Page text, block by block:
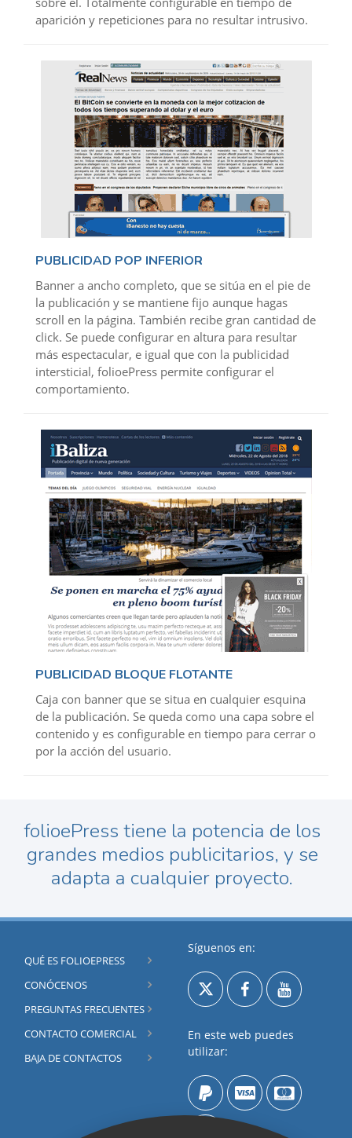
aparición y repeticiones para no resultar intrusivo.
PUBLICIDAD POP INFERIOR
Banner a ancho completo, que se sitúa en el pie de
la publicación y se mantiene fijo aunque hagas
scroll en la página. También recibe gran cantidad de
click. Se puede configurar en altura para resultar
más espectacular, e igual que con la publicidad
intersticial, folioePress permite configurar el
comportamiento.
PUBLICIDAD BLOQUE FLOTANTE
Caja con banner que se situa en cualquier esquina
de la publicación. Se queda como una capa sobre el
contenido y es configurable en tiempo para cerrar o
por la acción del usuario.
folioePress tiene la potencia de los
grandes medios publicitarios, y se
adapta a cualquier proyecto.
QUÉ ES FOLIOEPRESS
CONÓCENOS
PREGUNTAS FRECUENTES
CONTACTO COMERCIAL
BAJA DE CONTACTOS
Síguenos en:
En este web puedes
utilizar: